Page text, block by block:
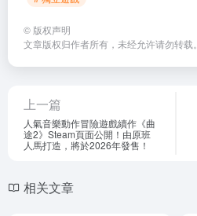
© 版权声明
文章版权归作者所有，未经允许请勿转载。
上一篇
人氣音樂動作冒險遊戲續作《曲
途2》Steam頁面公開！由原班
人馬打造，將於2026年發售！
相关文章